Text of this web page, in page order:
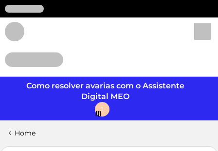
Como resolver avarias com o Assistente
Digital MEO
J
Home